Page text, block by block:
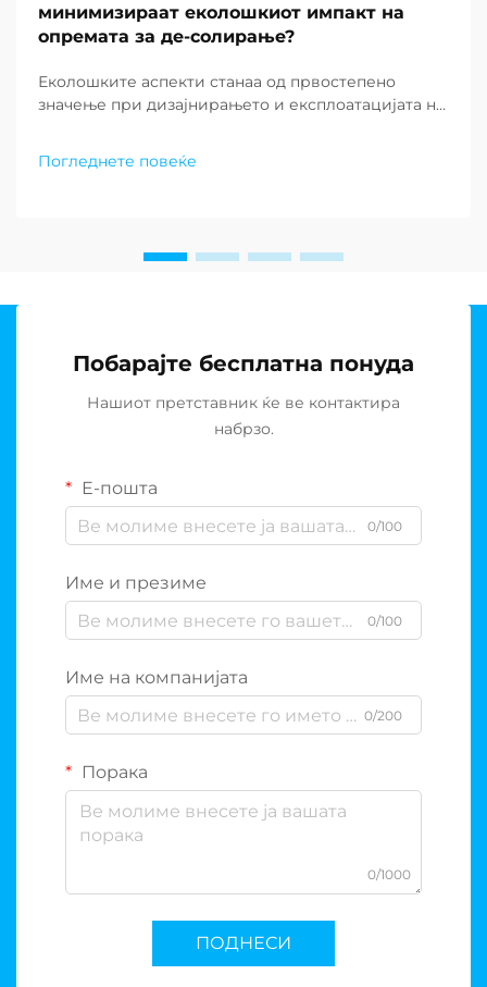
минимизираат еколошкиот импакт на
опремата за де-солирање?
Еколошките аспекти станаа од првостепено
значење при дизајнирањето и експлоатацијата на
светот. Како што недостатокот на вода
продолжува да предизвикува заедниците низ
Погледнете повеќе
Побарајте бесплатна понуда
Нашиот претставник ќе ве контактира
набрзо.
Е-пошта
0/100
Име и презиме
0/100
Име на компанијата
0/200
Порака
0/1000
ПОДНЕСИ